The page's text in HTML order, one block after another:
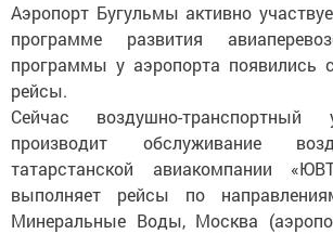
Аэропорт Бугульмы активно
программе развития
программы у аэропорта появились
рейсы.
Сейчас воздушно-транспортный
производит обслуживание
татарстанской авиакомпании
выполняет рейсы по
Минеральные Воды, Москва